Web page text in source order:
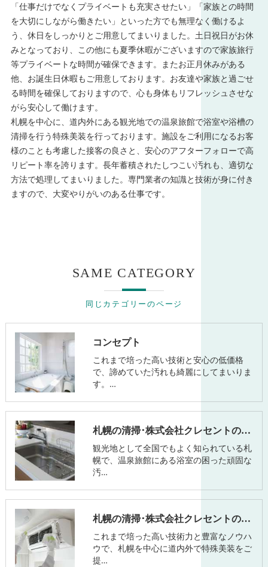
「仕事だけでなくプライベートも充実させたい」「家族との時間
を大切にしながら働きたい」といった方でも無理なく働けるよ
う、休日をしっかりとご用意してまいりました。土日祝日がお休
みとなっており、この他にも夏季休暇がございますので家族旅行
等プライベートな時間が確保できます。またお正月休みがある
他、お誕生日休暇もご用意しております。お友達や家族と過ごせ
る時間を確保しておりますので、心も身体もリフレッシュさせな
がら安心して働けます。
札幌を中心に、道内外にある観光地での温泉旅館で浴室や浴槽の
清掃を行う特殊美装を行っております。施設をご利用になるお客
様のことも考慮した接客の良さと、安心のアフターフォローで高
リピート率を誇ります。長年蓄積されたしつこい汚れも、適切な
方法で処理してまいりました。専門業者の知識と技術が身に付き
ますので、大変やりがいのある仕事です。
同じカテゴリーのページ
SAME CATEGORY
コンセプト
これまで培った高い技術と安心の低価格
で、諦めていた汚れも綺麗にしてまいりま
す。…
札幌の清掃･株式会社クレセントの口コミ情報
観光地として全国でもよく知られている札
幌で、温泉旅館にある浴室の困った頑固な
汚…
札幌の清掃･株式会社クレセントのお客様の声
これまで培った高い技術力と豊富なノウハ
ウで、札幌を中心に道内外で特殊美装をご
提…